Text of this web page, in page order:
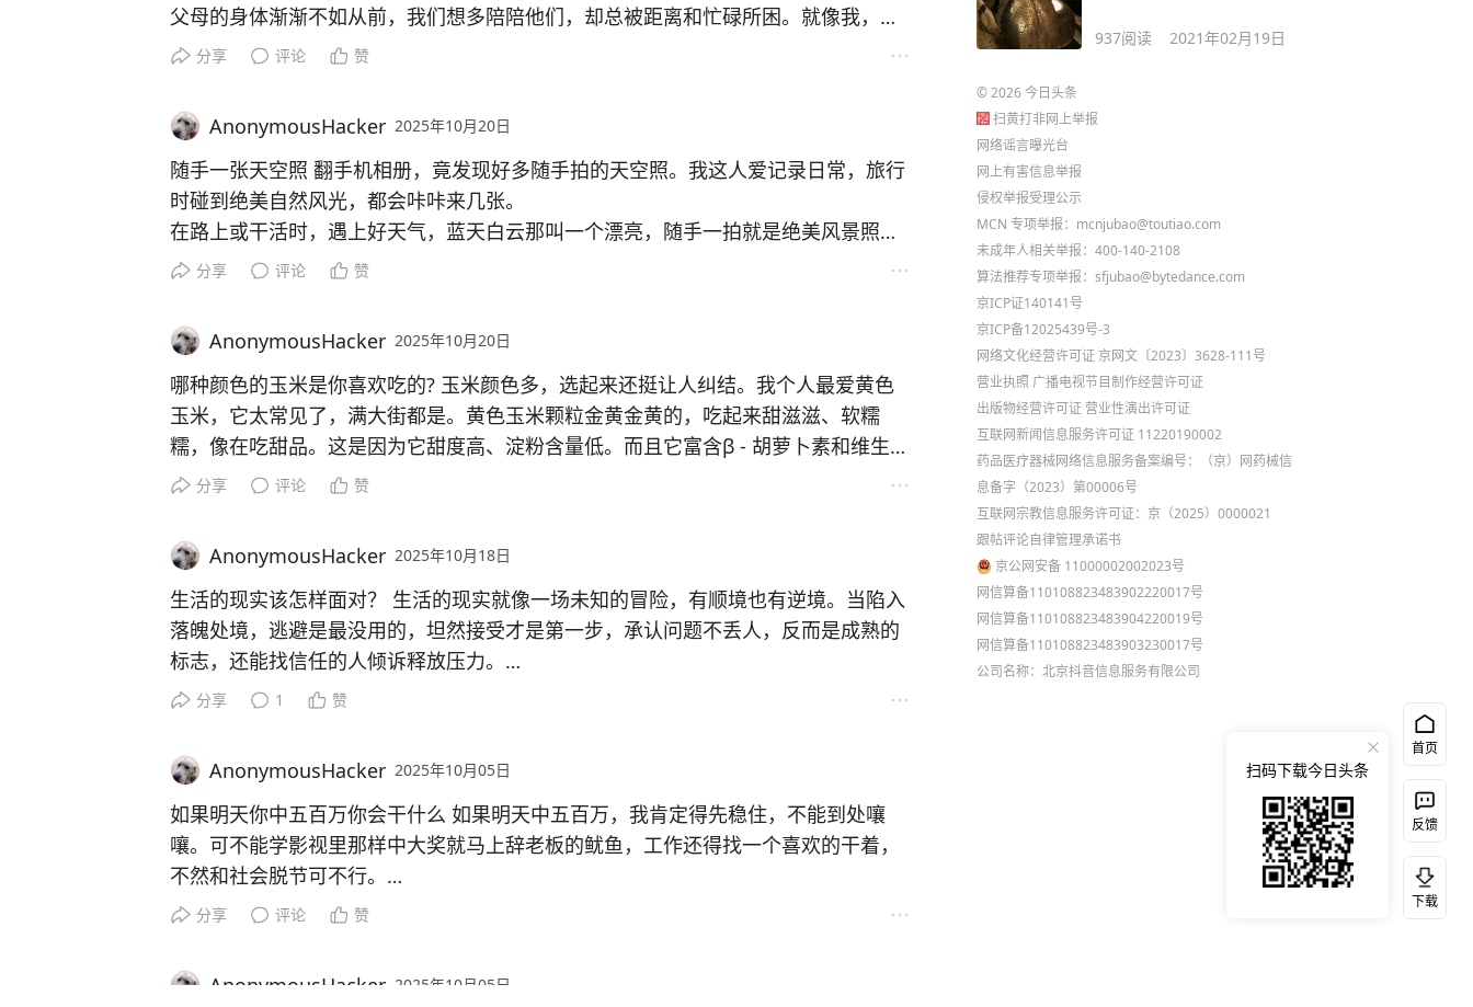
父母的身体渐渐不如从前，我们想多陪陪他们，却总被距离和忙碌所困。就像我，工
作忙起来几个月都回不了家。
实不完美，有琐碎、遗憾和压力，但它也是我们生活的根基，让我们在解决问题中感
受温暖。 #两句话看清现实# #生活真相扎心# #请记住现实社会#
分享 评论 赞
AnonymousHacker 2025年10月20日
随手一张天空照 翻手机相册，竟发现好多随手拍的天空照。我这人爱记录日常，旅行
时碰到绝美自然风光，都会咔咔来几张。
在路上或干活时，遇上好天气，蓝天白云那叫一个漂亮，随手一拍就是绝美风景照，
根本不用后期修改。还有日出时的朝霞，美得让人窒息，看到这样的清晨，一整天心
在这快节奏的时代，我们总忙着赶路，忽略了身边稍纵即逝的美景。而这些天空照就
像时光宝盒，藏着无尽浪漫，每次翻看都能回忆起当时的美好。 #天空的美照# #相册
里最美天空# #行拍天空美景#
分享 评论 赞
AnonymousHacker 2025年10月20日
哪种颜色的玉米是你喜欢吃的? 玉米颜色多，选起来还挺让人纠结。我个人最爱黄色
玉米，它太常见了，满大街都是。黄色玉米颗粒金黄金黄的，吃起来甜滋滋、软糯
糯，像在吃甜品。这是因为它甜度高、淀粉含量低。而且它富含β - 胡萝卜素和维生素
A，抗氧化能力强，对视力和免疫力都好，家里小孩超爱吃。
等需快速补充能量的人，热量低，减肥人士也能吃。
花色玉米营养丰富，花青素含量高。但我还是最爱黄色玉米的香甜口感。
# #玉米籽粒色泽# #黄糯白玉米棒#
分享 评论 赞
AnonymousHacker 2025年10月18日
生活的现实该怎样面对？ 生活的现实就像一场未知的冒险，有顺境也有逆境。当陷入
落魄处境，逃避是最没用的，坦然接受才是第一步，承认问题不丢人，反而是成熟的
标志，还能找信任的人倾诉释放压力。
接着得静下心找原因，是目标定高了，还是资源不足，又或者心态出了问题，找到根
历增强信心。
同时，要把理想和现实结合起来。了解自身能力，调整心态应对压力，不断学习提升
技能，还要平衡好职业、家庭和个人成长。这样才能在现实生活中稳步前行。 #现实
# #两句话看清现实# #生活挫折应对#
分享 1 赞
AnonymousHacker 2025年10月05日
如果明天你中五百万你会干什么 如果明天中五百万，我肯定得先稳住，不能到处嚷
嚷。可不能学影视里那样中大奖就马上辞老板的鱿鱼，工作还得找一个喜欢的干着，
不然和社会脱节可不行。
这五百万我打算分四份。先拿一部分把外债还了，再改善下生活，买套好点的家具啥
障，遇到突发情况也不怕。最后一部分用来投资，让钱生钱。可不能头脑一热就报复
分享 评论 赞
AnonymousHacker 2025年10月05日
937阅读 2021年02月19日
©2026今日头条
扫黄打非网上举报
网络谣言曝光台
网上有害信息举报
侵权举报受理公示
MCN 专项举报：mcnjubao@toutiao.com
未成年人相关举报：400-140-2108
算法推荐专项举报：sfjubao@bytedance.com
京ICP证140141号
京ICP备12025439号-3
网络文化经营许可证 京网文〔2023〕3628-111号
营业执照 广播电视节目制作经营许可证
出版物经营许可证 营业性演出许可证
互联网新闻信息服务许可证 11220190002
药品医疗器械网络信息服务备案编号：（京）网药械信
息备字（2023）第00006号
互联网宗教信息服务许可证：京（2025）0000021
跟帖评论自律管理承诺书
京公网安备 11000002002023号
网信算备110108823483902220017号
网信算备110108823483904220019号
网信算备110108823483903230017号
公司名称：北京抖音信息服务有限公司
首页
反馈
下载
扫码下载今日头条